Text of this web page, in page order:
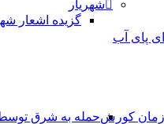
پای آب
شهریار
گزیده اشعار
زمان کورشحمله به شرق